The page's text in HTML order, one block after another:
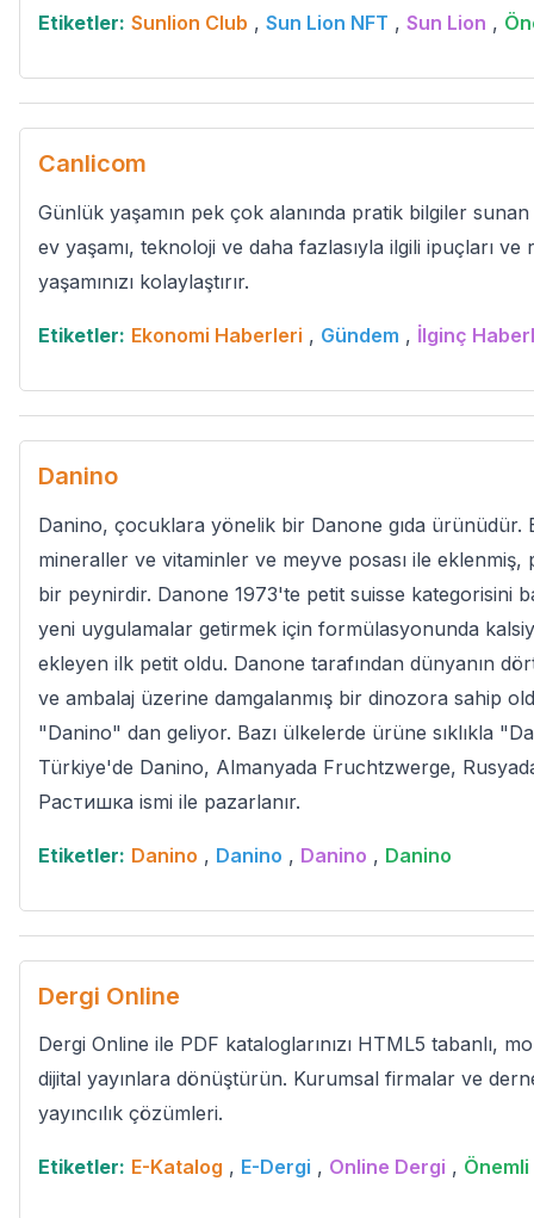
Etiketler: Sunlion Club , Sun Lion NFT , Sun Lion ,
Canlicom
Günlük yaşamın pek çok alanında pratik bilgiler
ev yaşamı, teknoloji ve daha fazlasıyla ilgili ipuçları
yaşamınızı kolaylaştırır.
Etiketler: Ekonomi Haberleri , Gündem , İlginç
Danino
Danino, çocuklara yönelik bir Danone gıda ürünüdür.
mineraller ve vitaminler ve meyve posası ile eklenmiş,
bir peynirdir. Danone 1973'te petit suisse kategorisini
yeni uygulamalar getirmek için formülasyonunda
ekleyen ilk petit oldu. Danone tarafından dünyanın
ve ambalaj üzerine damgalanmış bir dinozora sahip
"Danino" dan geliyor. Bazı ülkelerde ürüne sıklıkla
Türkiye'de Danino, Almanyada Fruchtzwerge,
Растишка ismi ile pazarlanır.
Etiketler: Danino , Danino , Danino , Danino
Dergi Online
Dergi Online ile PDF kataloglarınızı HTML5 tabanlı,
dijital yayınlara dönüştürün. Kurumsal firmalar ve
yayıncılık çözümleri.
Etiketler: E-Katalog , E-Dergi , Online Dergi ,